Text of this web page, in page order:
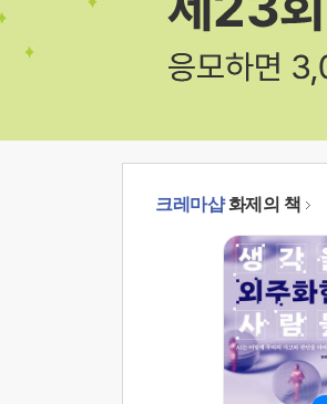
크레마샵화제의 책